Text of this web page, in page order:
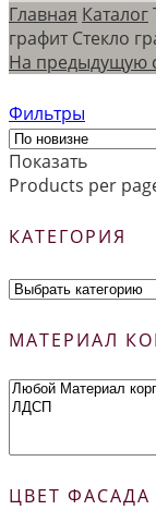
Главная Каталог
графит Стекло
На предыдущую
Фильтры
Показать
Products per
КАТЕГОРИЯ
МАТЕРИАЛ
ЦВЕТ ФАСАДА